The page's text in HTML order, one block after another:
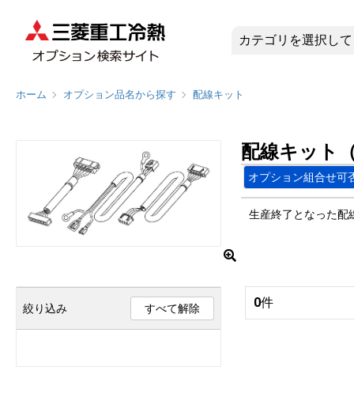
配線キッ
ホーム オプション品名から探す 配線キット
配線キット
オプション組合せ可
生産終了となった配
絞り込み すべて解除 0件